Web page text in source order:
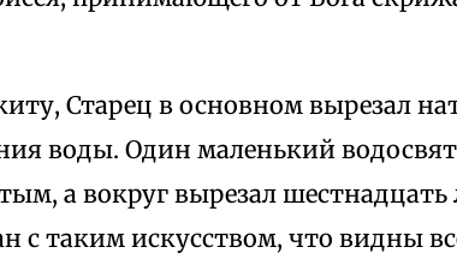
Старец в основном вырезал
воды. Один маленький
а вокруг вырезал
с таким искусством, что видны